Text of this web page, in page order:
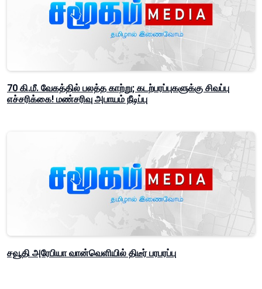
70 கி.மீ. வேகத்தில் பலத்த காற்று; கடற்பரப்புகளுக்கு சிவப்பு
எச்சரிக்கை! மண்சரிவு அபாயம் நீடிப்பு
சவூதி அரேபியா வான்வெளியில் திடீர் பரபரப்பு